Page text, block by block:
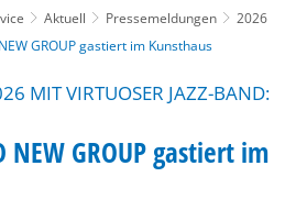
Aktuell Pressemeldungen
2026
GROUP gastiert im Kunsthaus
MIT VIRTUOSER JAZZ-BAND:
NEW GROUP gastiert im